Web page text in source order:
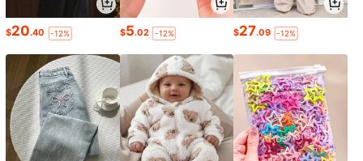
$20.40 -12% $5.02 -12% $27.09 -12%